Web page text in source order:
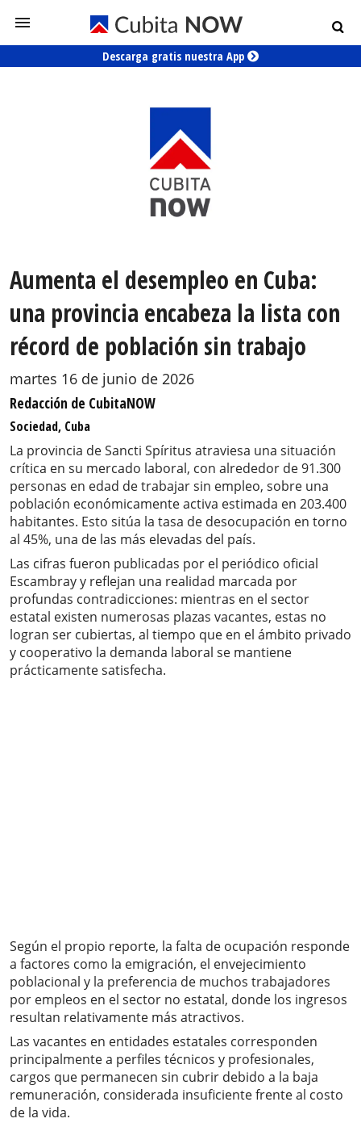
Descarga gratis nuestra App
Aumenta el desempleo en Cuba:
una provincia encabeza la lista con
récord de población sin trabajo
martes 16 de junio de 2026
Redacción de CubitaNOW
Sociedad, Cuba
La provincia de Sancti Spíritus atraviesa una situación
crítica en su mercado laboral, con alrededor de 91.300
personas en edad de trabajar sin empleo, sobre una
población económicamente activa estimada en 203.400
habitantes. Esto sitúa la tasa de desocupación en torno
al 45%, una de las más elevadas del país.
Las cifras fueron publicadas por el periódico oficial
Escambray y reflejan una realidad marcada por
profundas contradicciones: mientras en el sector
estatal existen numerosas plazas vacantes, estas no
logran ser cubiertas, al tiempo que en el ámbito privado
y cooperativo la demanda laboral se mantiene
prácticamente satisfecha.
Según el propio reporte, la falta de ocupación responde
a factores como la emigración, el envejecimiento
poblacional y la preferencia de muchos trabajadores
por empleos en el sector no estatal, donde los ingresos
resultan relativamente más atractivos.
Las vacantes en entidades estatales corresponden
principalmente a perfiles técnicos y profesionales,
cargos que permanecen sin cubrir debido a la baja
remuneración, considerada insuficiente frente al costo
de la vida.